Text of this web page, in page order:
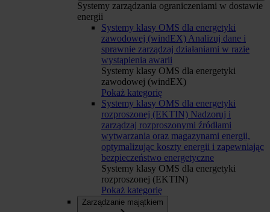
Systemy zarządzania ograniczeniami w dostawie
energii
Systemy klasy OMS dla energetyki
zawodowej (windEX) Analizuj dane i
sprawnie zarządzaj działaniami w razie
wystąpienia awarii
Systemy klasy OMS dla energetyki
zawodowej (windEX)
Pokaż kategorię
Systemy klasy OMS dla energetyki
rozproszonej (EKTIN) Nadzoruj i
zarządzaj rozproszonymi źródłami
wytwarzania oraz magazynami energii,
optymalizując koszty energii i zapewniając
bezpieczeństwo energetyczne
Systemy klasy OMS dla energetyki
rozproszonej (EKTIN)
Pokaż kategorię
Zarządzanie majątkiem